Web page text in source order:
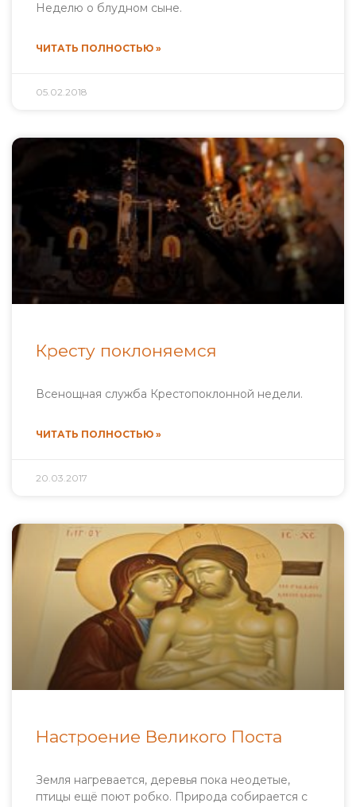
Неделю о блудном сыне.
ЧИТАТЬ ПОЛНОСТЬЮ »
05.02.2018
Кресту поклоняемся
Всенощная служба Крестопоклонной недели.
ЧИТАТЬ ПОЛНОСТЬЮ »
20.03.2017
Настроение Великого Поста
Земля нагревается, деревья пока неодетые,
птицы ещё поют робко. Природа собирается с